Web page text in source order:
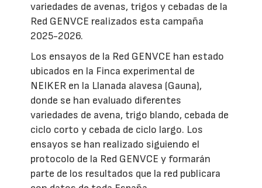
variedades de avenas, trigos y cebadas de la
Red GENVCE realizados esta campaña
2025-2026.
Los ensayos de la Red GENVCE han estado
ubicados en la Finca experimental de
NEIKER en la Llanada alavesa (Gauna),
donde se han evaluado diferentes
variedades de avena, trigo blando, cebada de
ciclo corto y cebada de ciclo largo. Los
ensayos se han realizado siguiendo el
protocolo de la Red GENVCE y formarán
parte de los resultados que la red publicara